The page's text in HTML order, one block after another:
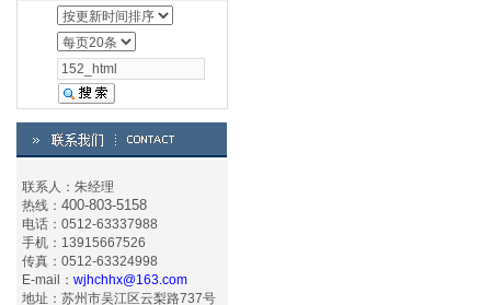
联系人：朱经理
热线： 400-803-5158
电话：0512-63337988
手机：13915667526
传真：0512-63324998
E-mail： wjhchhx@163.com
地址：苏州市吴江区云梨路737号